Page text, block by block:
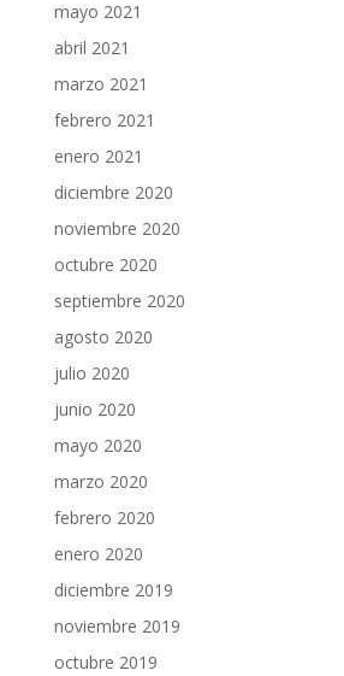
mayo 2021
abril 2021
marzo 2021
febrero 2021
enero 2021
diciembre 2020
noviembre 2020
octubre 2020
septiembre 2020
agosto 2020
julio 2020
junio 2020
mayo 2020
marzo 2020
febrero 2020
enero 2020
diciembre 2019
noviembre 2019
octubre 2019